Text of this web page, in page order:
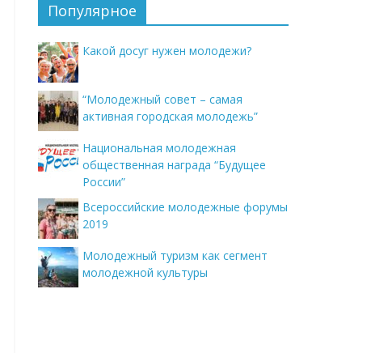
Популярное
Какой досуг нужен молодежи?
“Молодежный совет – самая
активная городская молодежь”
Национальная молодежная
общественная награда “Будущее
России”
Всероссийские молодежные форумы
2019
Молодежный туризм как сегмент
молодежной культуры